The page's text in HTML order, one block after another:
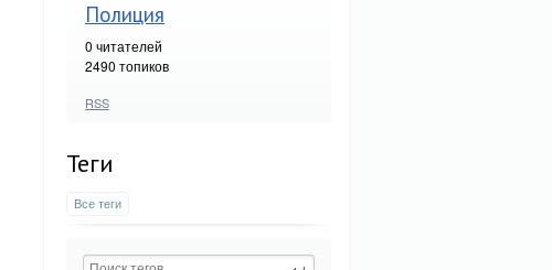
Полиция
0 читателей
2490 топиков
RSS
Теги
Все теги